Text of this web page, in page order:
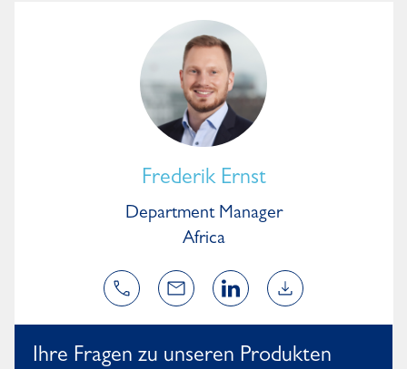
Frederik Ernst
Department Manager
Africa
Ihre Fragen zu unseren Produkten